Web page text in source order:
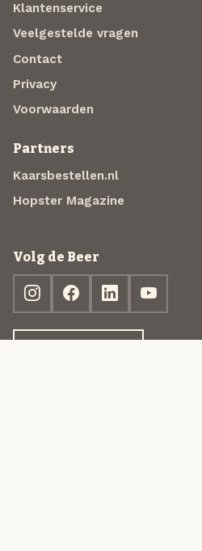
Klantenservice
Veelgestelde vragen
Contact
Privacy
Voorwaarden
Partners
Kaarsbestellen.nl
Hopster Magazine
Volg de Beer